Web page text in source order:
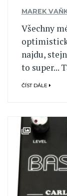
MAREK
Všechny
najdu,
to super...
ČÍST DÁLE